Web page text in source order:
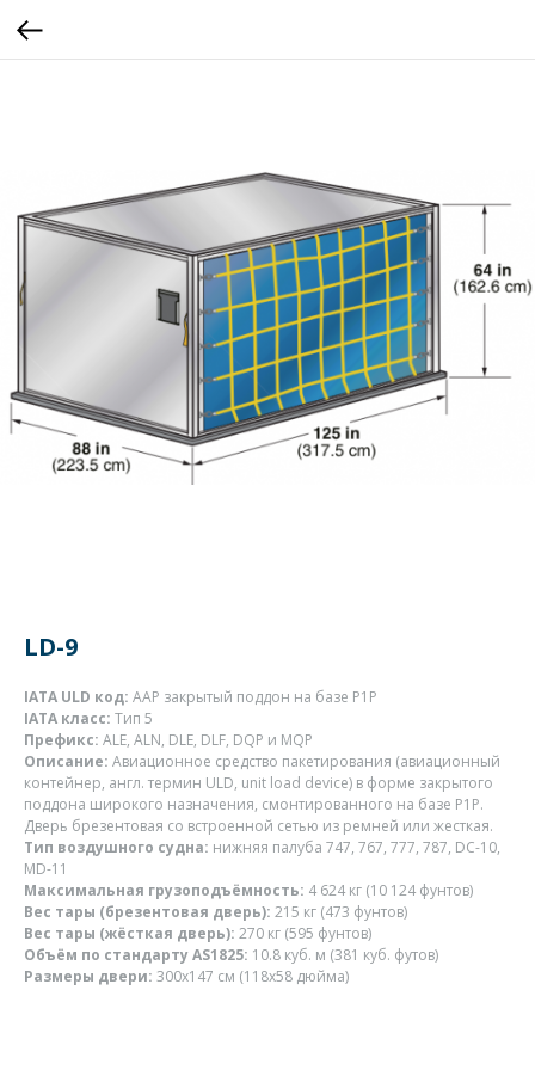
LD-9
IATA ULD код: AAP закрытый поддон на базе P1P
IATA класс: Тип 5
Префикс: ALE, ALN, DLE, DLF, DQP и MQP
Описание: Авиационное средство пакетирования (авиационный
контейнер, англ. термин ULD, unit load device) в форме закрытого
поддона широкого назначения, смонтированного на базе P1P.
Дверь брезентовая со встроенной сетью из ремней или жесткая.
Тип воздушного судна: нижняя палуба 747, 767, 777, 787, DC-10,
MD-11
Максимальная грузоподъёмность: 4 624 кг (10 124 фунтов)
Вес тары (брезентовая дверь): 215 кг (473 фунтов)
Вес тары (жёсткая дверь): 270 кг (595 фунтов)
Объём по стандарту AS1825: 10.8 куб. м (381 куб. футов)
Размеры двери: 300x147 см (118x58 дюйма)